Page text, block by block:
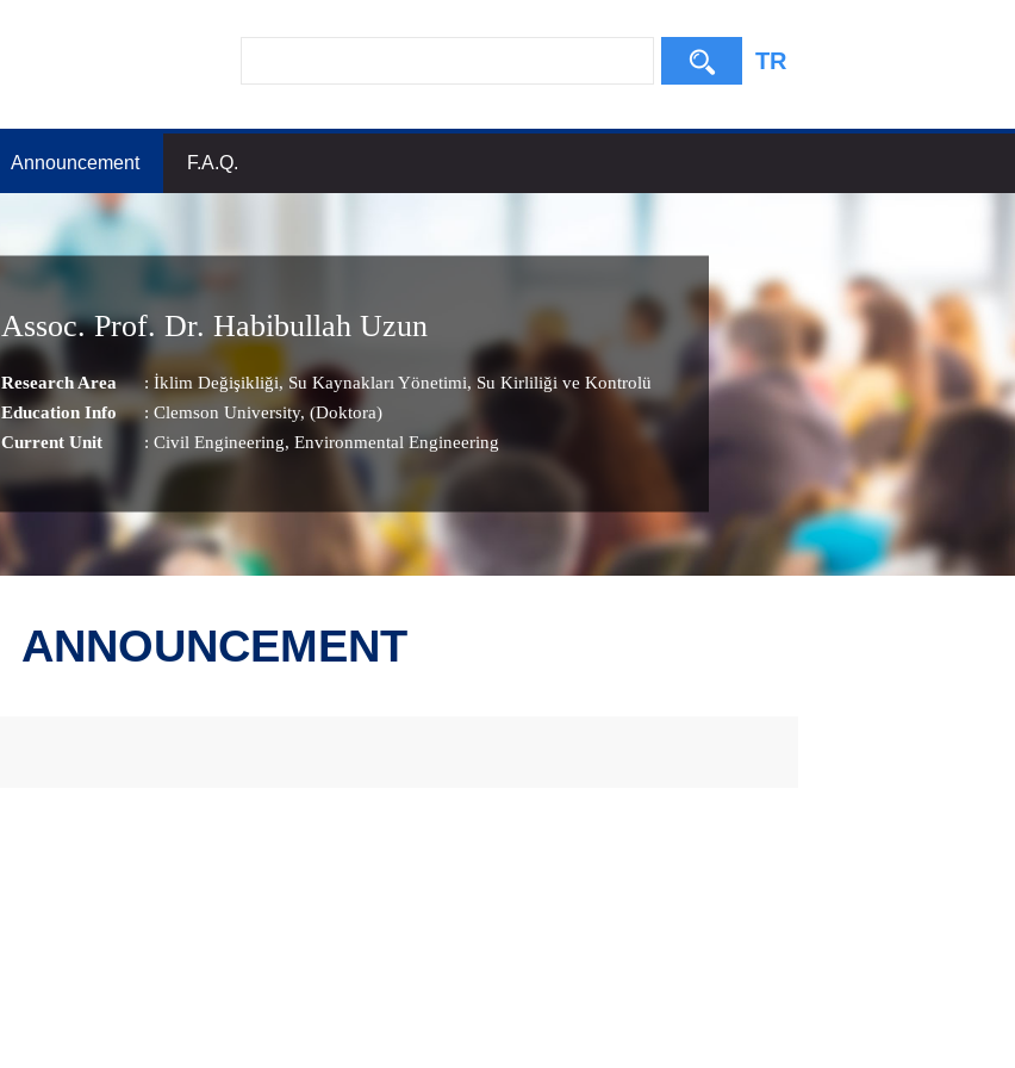
TR
Announcement F.A.Q.
Assoc. Prof. Dr. Habibullah Uzun
Research Area : İklim Değişikliği, Su Kaynakları Yönetimi, Su Kirliliği ve Kontrolü
Education Info
: Clemson University, (Doktora)
Current Unit
: Civil Engineering, Environmental Engineering
ANNOUNCEMENT